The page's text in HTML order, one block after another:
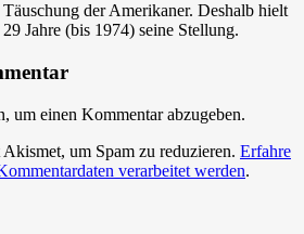
der Amerikaner. Deshalb hielt
Jahre (bis 1974) seine Stellung.
um einen Kommentar abzugeben.
um Spam zu reduzieren. Erfahre
verarbeitet werden.